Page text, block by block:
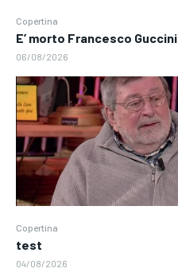
Copertina
E’ morto Francesco Guccini
06/08/2026
Copertina
test
04/08/2026